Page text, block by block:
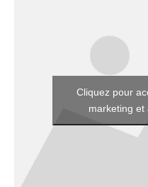
Cliquez pour
marketing et